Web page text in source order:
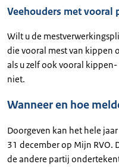
Veehouders met vooral
Wilt u de
die vooral mest van kippen
als u zelf ook vooral
niet.
Wanneer en hoe
Doorgeven kan het hele
31 december op Mijn RVO.
de andere partij